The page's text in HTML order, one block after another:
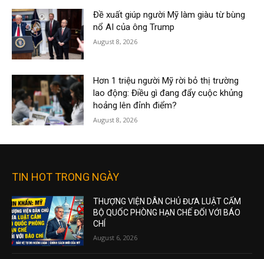
Đề xuất giúp người Mỹ làm giàu từ bùng
nổ AI của ông Trump
August 8, 2026
Hơn 1 triệu người Mỹ rời bỏ thị trường
lao động: Điều gì đang đẩy cuộc khủng
hoảng lên đỉnh điểm?
August 8, 2026
TIN HOT TRONG NGÀY
THƯỢNG VIỆN DÂN CHỦ ĐƯA LUẬT CẤM
BỘ QUỐC PHÒNG HẠN CHẾ ĐỐI VỚI BÁO
CHÍ
August 6, 2026